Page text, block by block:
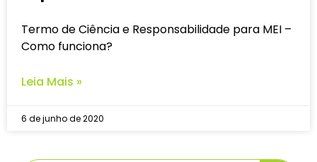
Termo de Ciência e Responsabilidade para MEI –
Como funciona?
Leia Mais »
6 de junho de 2020